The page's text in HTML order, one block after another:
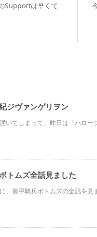
Supportは早くて
ジヴァンゲリヲン
いてしまって、昨日は「ハロ
トムズ全話見ました
、装甲騎兵ボトムズの全話を見